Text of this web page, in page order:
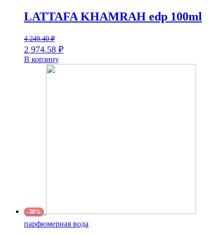
LATTAFA KHAMRAH edp 100ml
4 249.40₽
2 974.58 ₽
В корзину
-30%
парфюмерная вода